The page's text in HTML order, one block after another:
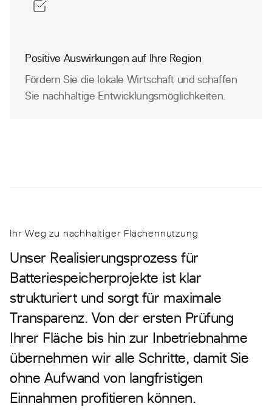
Positive Auswirkungen auf Ihre Region
Fördern Sie die lokale Wirtschaft und schaffen
Sie nachhaltige Entwicklungsmöglichkeiten.
Ihr Weg zu nachhaltiger Flächennutzung
Unser Realisierungsprozess für
Batteriespeicherprojekte ist klar
strukturiert und sorgt für maximale
Transparenz. Von der ersten Prüfung
Ihrer Fläche bis hin zur Inbetriebnahme
übernehmen wir alle Schritte, damit Sie
ohne Aufwand von langfristigen
Einnahmen profitieren können.